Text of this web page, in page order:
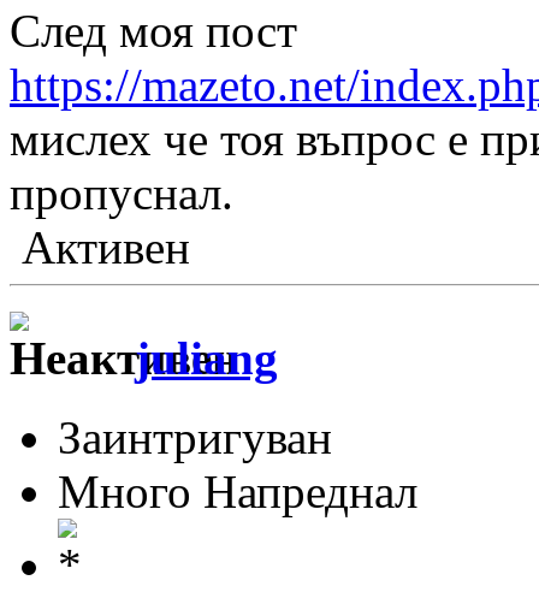
След моя пост
https://mazeto.net/
мислех че тоя въпрос е
пропуснал.
Активен
juliang
Заинтригуван
Много Напреднал